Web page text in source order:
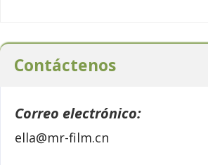
Contáctenos
Correo electrónico:
ella@mr-film.cn